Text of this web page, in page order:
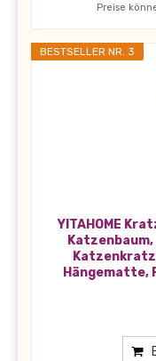
Preise
BESTSELLER NR. 3
YITAHOME
Hängematte,